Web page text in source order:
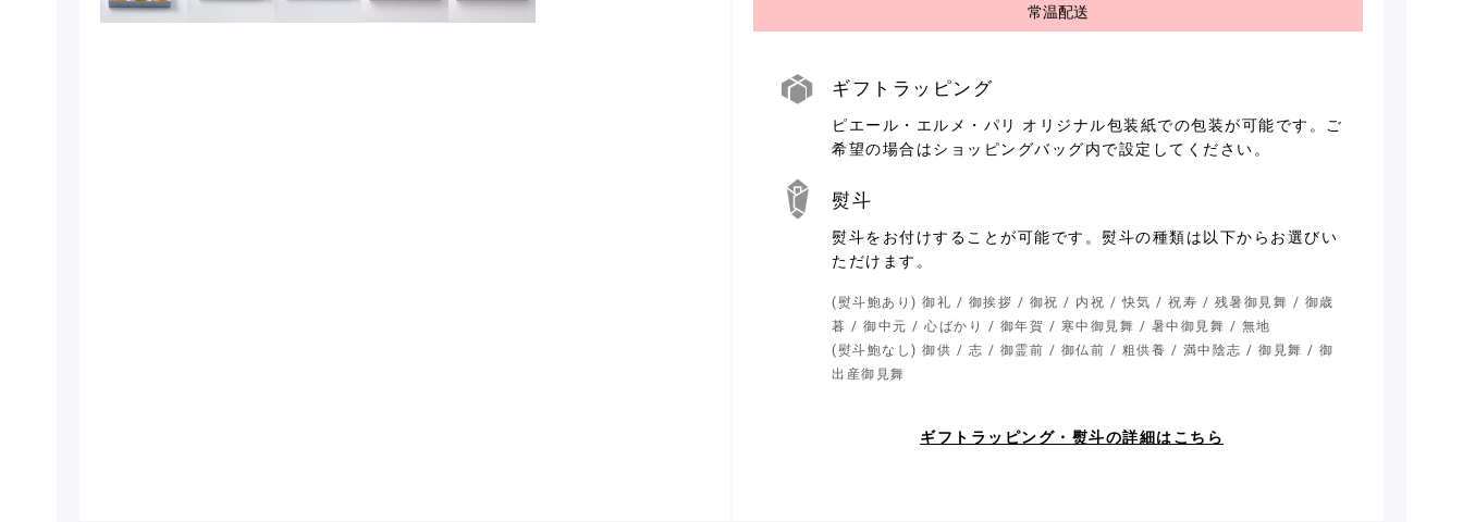
常温配送
ギフトラッピング
ピエール・エルメ・パリ オリジナル包装紙での包装が可能です。ご
希望の場合はショッピングバッグ内で設定してください。
熨斗
熨斗をお付けすることが可能です。熨斗の種類は以下からお選びい
ただけます。
(熨斗鮑あり) 御礼 / 御挨拶 / 御祝 / 内祝 / 快気 / 祝寿 / 残暑御見舞 / 御歳
暮 / 御中元 / 心ばかり / 御年賀 / 寒中御見舞 / 暑中御見舞 / 無地
(熨斗鮑なし) 御供 / 志 / 御霊前 / 御仏前 / 粗供養 / 満中陰志 / 御見舞 / 御
出産御見舞
ギフトラッピング・熨斗の詳細はこちら